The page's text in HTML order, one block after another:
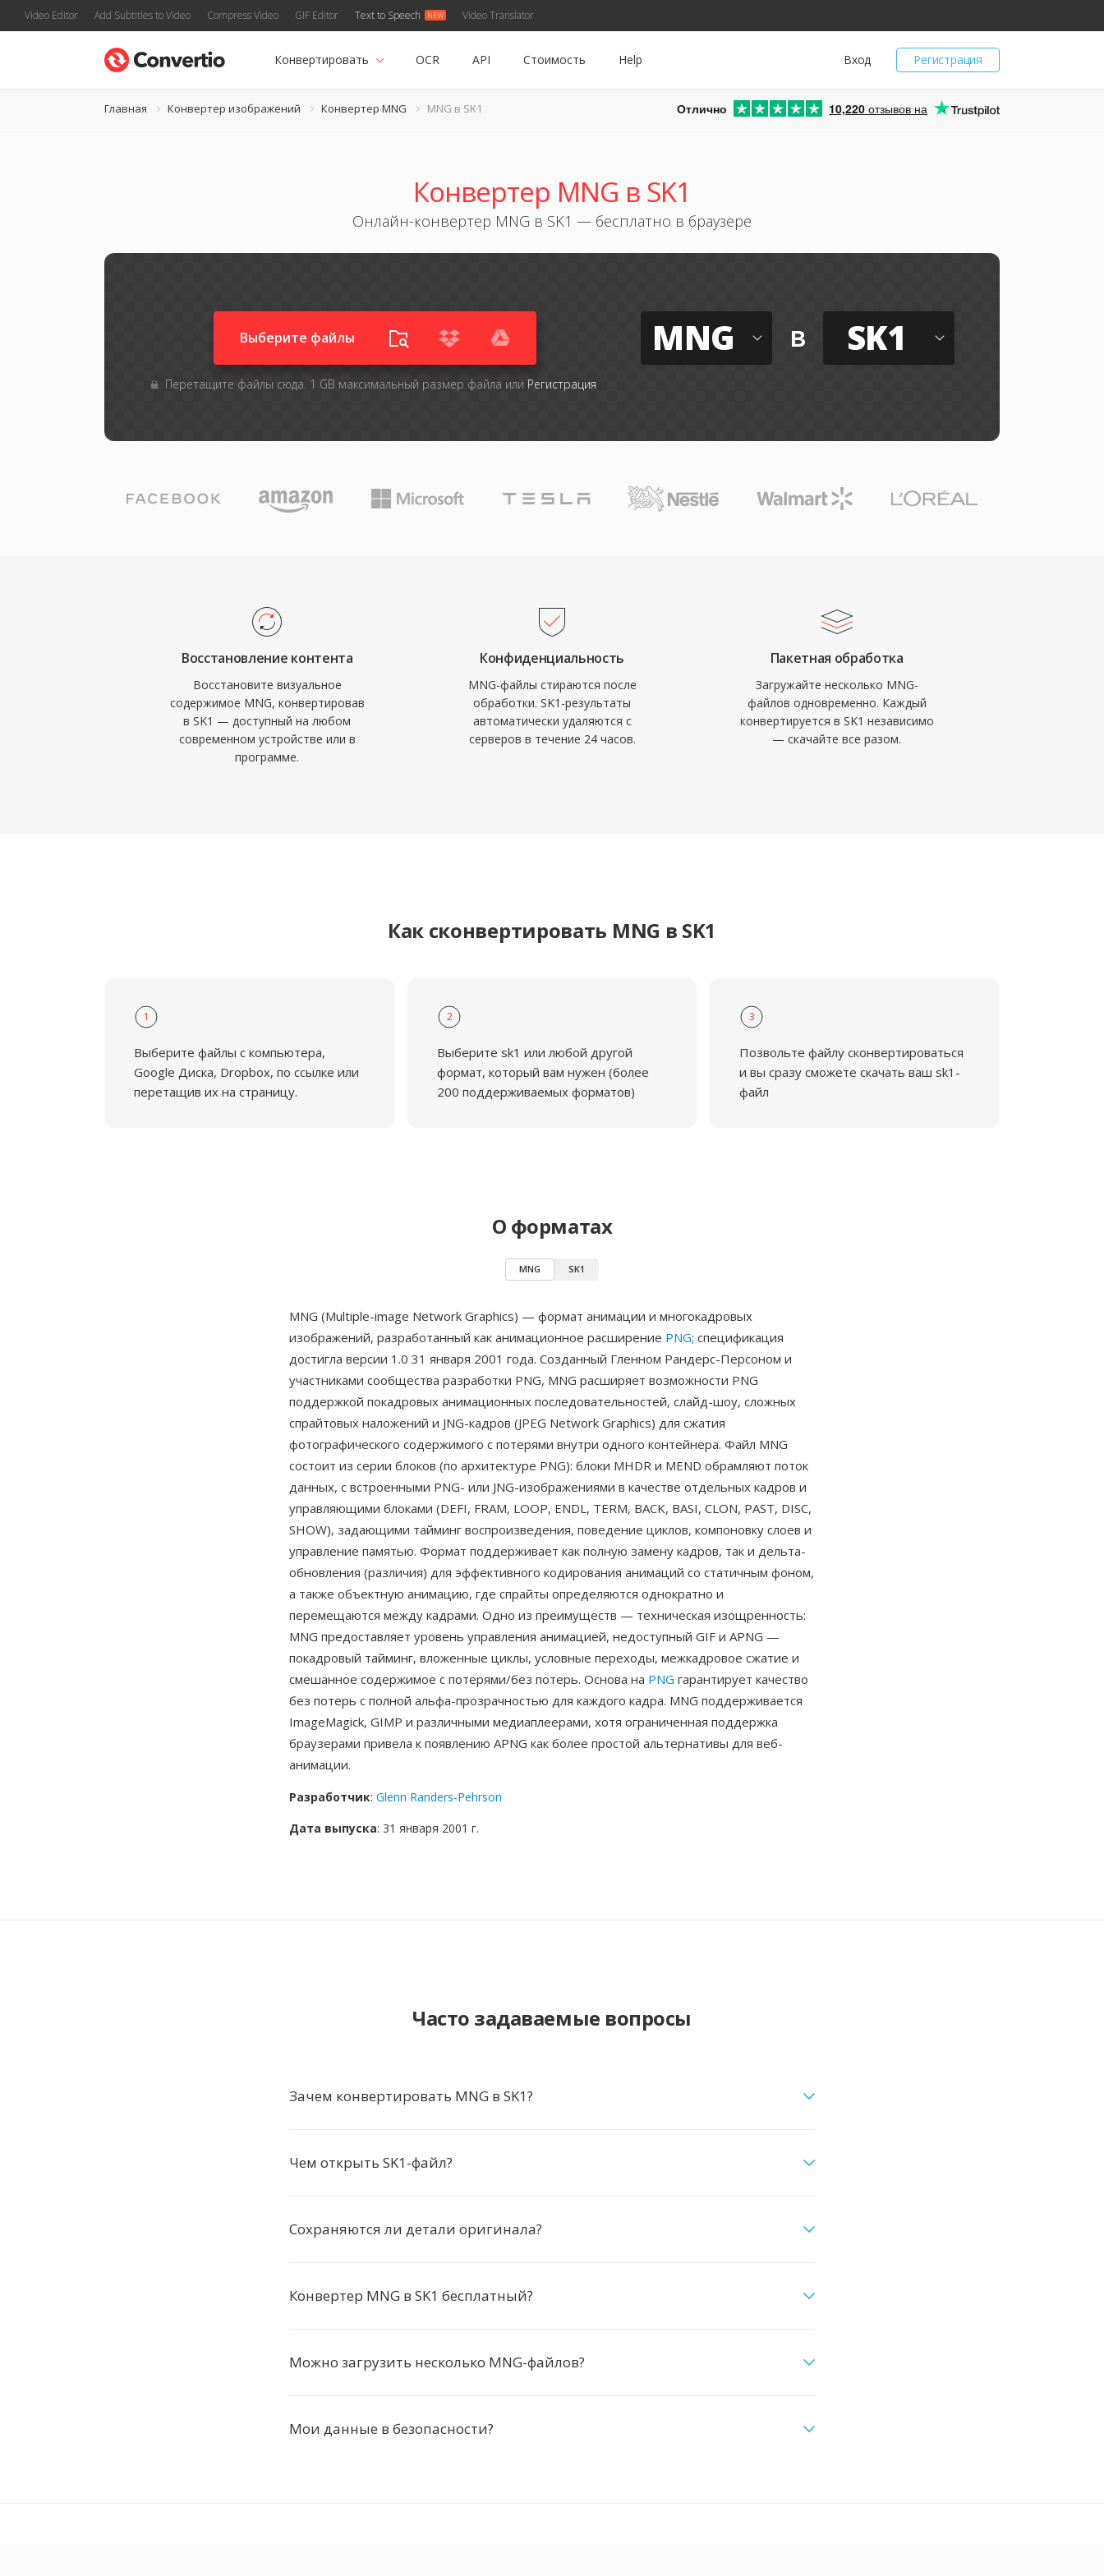
Video Editor Add Subtitles to Video Compress Video GIF Editor Text to Speech Video Translator
Регистрация
Вход
Конвертировать OCR API Стоимость Help
Главная Конвертер изображений Конвертер MNG MNG в SK1 Отлично 10,220 отзывов на
Конвертер MNG в SK1
Онлайн-конвертер MNG в SK1 — бесплатно в браузере
Выберите файлы
Перетащите файлы сюда. 1 GB максимальный размер файла или Регистрация
MNG в SK1
Восстановление контента
Восстановите визуальное
содержимое MNG, конвертировав
в SK1 — доступный на любом
современном устройстве или в
программе.
Конфиденциальность
MNG-файлы стираются после
обработки. SK1-результаты
автоматически удаляются с
серверов в течение 24 часов.
Пакетная обработка
Загружайте несколько MNG-
файлов одновременно. Каждый
конвертируется в SK1 независимо
— скачайте все разом.
Как сконвертировать MNG в SK1
1
Выберите файлы с компьютера,
Google Диска, Dropbox, по ссылке или
перетащив их на страницу.
2
Выберите sk1 или любой другой
формат, который вам нужен (более
200 поддерживаемых форматов)
3
Позвольте файлу сконвертироваться
и вы сразу сможете скачать ваш sk1-
файл
О форматах
MNG SK1
MNG (Multiple-image Network Graphics) — формат анимации и многокадровых
изображений, разработанный как анимационное расширение PNG; спецификация
достигла версии 1.0 31 января 2001 года. Созданный Гленном Рандерс-Персоном и
участниками сообщества разработки PNG, MNG расширяет возможности PNG
поддержкой покадровых анимационных последовательностей, слайд-шоу, сложных
спрайтовых наложений и JNG-кадров (JPEG Network Graphics) для сжатия
фотографического содержимого с потерями внутри одного контейнера. Файл MNG
состоит из серии блоков (по архитектуре PNG): блоки MHDR и MEND обрамляют поток
данных, с встроенными PNG- или JNG-изображениями в качестве отдельных кадров и
управляющими блоками (DEFI, FRAM, LOOP, ENDL, TERM, BACK, BASI, CLON, PAST, DISC,
SHOW), задающими тайминг воспроизведения, поведение циклов, компоновку слоев и
управление памятью. Формат поддерживает как полную замену кадров, так и дельта-
обновления (различия) для эффективного кодирования анимаций со статичным фоном,
а также объектную анимацию, где спрайты определяются однократно и
перемещаются между кадрами. Одно из преимуществ — техническая изощренность:
MNG предоставляет уровень управления анимацией, недоступный GIF и APNG —
покадровый тайминг, вложенные циклы, условные переходы, межкадровое сжатие и
смешанное содержимое с потерями/без потерь. Основа на PNG гарантирует качество
без потерь с полной альфа-прозрачностью для каждого кадра. MNG поддерживается
ImageMagick, GIMP и различными медиаплеерами, хотя ограниченная поддержка
браузерами привела к появлению APNG как более простой альтернативы для веб-
анимации.
Разработчик: Glenn Randers-Pehrson
Дата выпуска: 31 января 2001 г.
Часто задаваемые вопросы
Зачем конвертировать MNG в SK1?
Чем открыть SK1-файл?
Сохраняются ли детали оригинала?
Конвертер MNG в SK1 бесплатный?
Можно загрузить несколько MNG-файлов?
Мои данные в безопасности?